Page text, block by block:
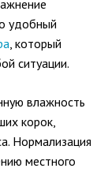
удобный
, который
ситуации.
влажность
корок,
Нормализация
местного